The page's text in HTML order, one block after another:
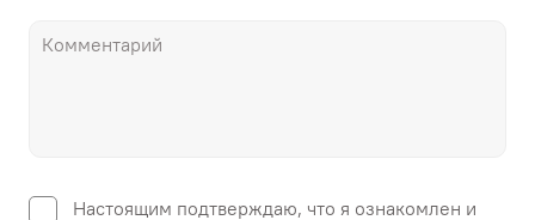
Настоящим подтверждаю, что я ознакомлен и